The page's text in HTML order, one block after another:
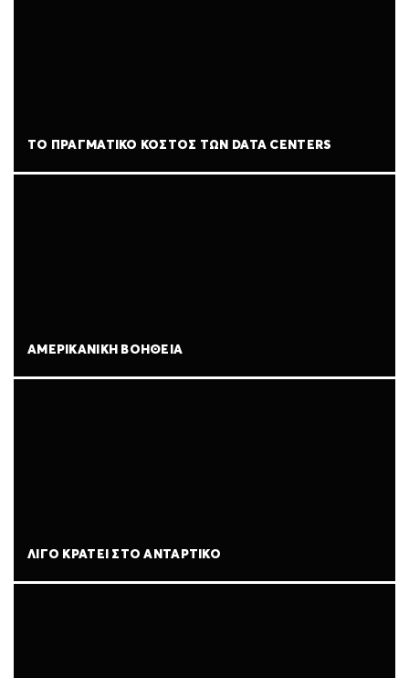
ΤΟ ΠΡΑΓΜΑΤΙΚΌ ΚΌΣΤΟΣ ΤΩΝ DATA CENTERS
ΑΜΕΡΙΚΑΝΙΚΉ ΒΟΉΘΕΙΑ
ΛΊΓΟ ΚΡΆΤΕΙ ΣΤΟ ΑΝΤΆΡΤΙΚΟ